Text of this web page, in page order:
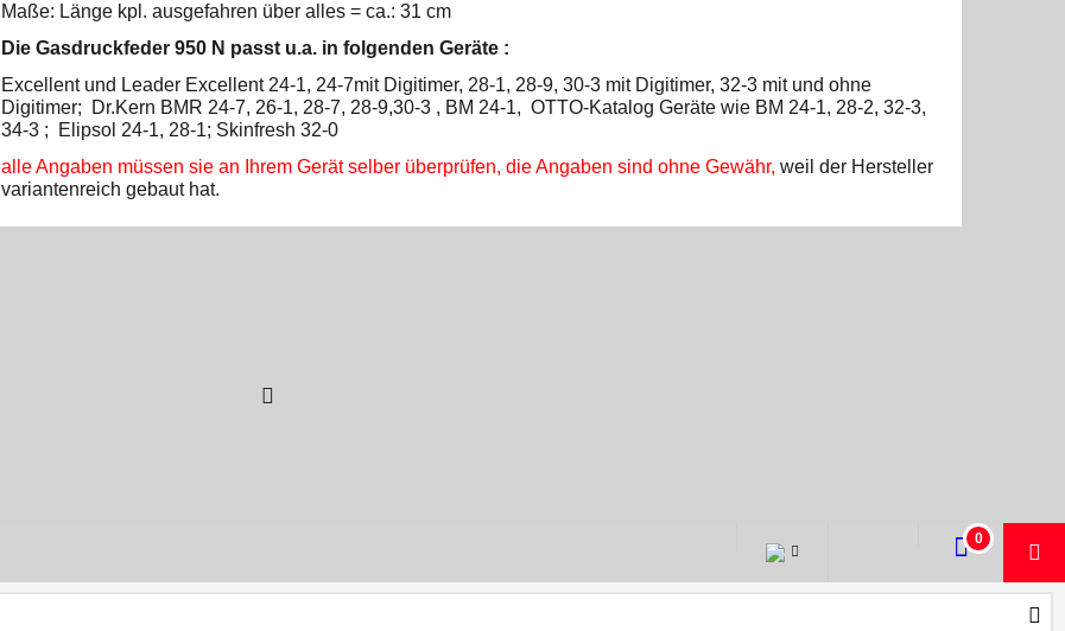
Maße: Länge kpl. ausgefahren über alles = ca.: 31 cm
Die Gasdruckfeder 950 N passt u.a. in folgenden Geräte :
Excellent und Leader Excellent 24-1, 24-7mit Digitimer, 28-1, 28-9, 30-3 mit Digitimer, 32-3 mit und ohne
Digitimer; Dr.Kern BMR 24-7, 26-1, 28-7, 28-9,30-3 , BM 24-1, OTTO-Katalog Geräte wie BM 24-1, 28-2, 32-3,
34-3 ; Elipsol 24-1, 28-1; Skinfresh 32-0
alle Angaben müssen sie an Ihrem Gerät selber überprüfen, die Angaben sind ohne Gewähr, weil der Hersteller
variantenreich gebaut hat.
0